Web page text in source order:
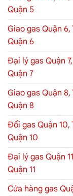
Quận 5
Giao gas Quận
Quận 6
Đại lý gas Quận
Quận 7
Giao gas Quận
Quận 8
Đổi gas Quận 10,
Quận 10
Đại lý gas Quận
Quận 11
Cửa hàng gas